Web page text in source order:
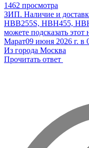
1462 просмотра
ЗИП. Наличие и
HBB255S, HBH455,
можете подсказать
Марат09 июня 2026 г. в
Из города Москва
Прочитать ответ